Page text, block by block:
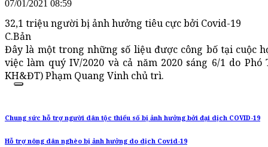
07/01/2021 08:59
32,1 triệu người bị ảnh hưởng tiêu cực bởi Covid-19
C.Bản
Đây là một trong những số liệu được công bố tại cuộc
việc làm quý IV/2020 và cả năm 2020 sáng 6/1 do
KH&ĐT) Phạm Quang Vinh chủ trì.
Chung sức hỗ trợ người dân tộc thiểu số bị ảnh hưởng bởi đại dịch COVID-19
Hỗ trợ nông dân nghèo bị ảnh hưởng do dịch Covid-19